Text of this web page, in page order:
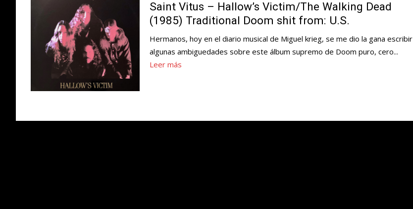
Saint Vitus – Hallow’s Victim/The Walking Dead
(1985) Traditional Doom shit from: U.S.
Hermanos, hoy en el diario musical de Miguel krieg, se me dio la gana escribir
algunas ambiguedades sobre este álbum supremo de Doom puro, cero...
Leer más